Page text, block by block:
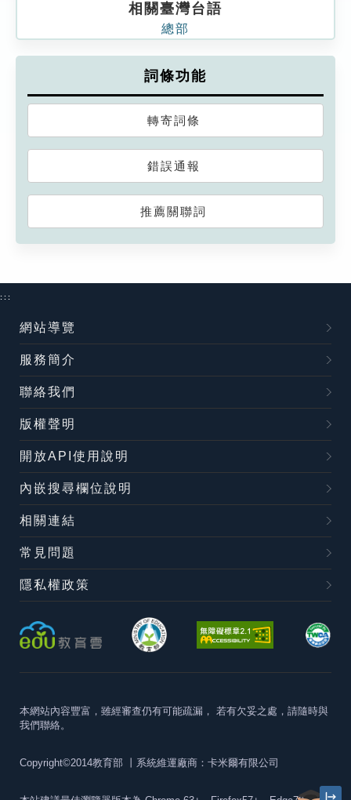
相關臺灣台語
總部
詞條功能
轉寄詞條
錯誤通報
推薦關聯詞
:::
網站導覽
服務簡介
聯絡我們
版權聲明
開放API使用說明
內嵌搜尋欄位說明
相關連結
常見問題
隱私權政策
本網站內容豐富，雖經審查仍有可能疏漏， 若有欠妥之處，請隨時與
我們聯絡。
Copyright©2014教育部 丨系統維運廠商：卡米爾有限公司